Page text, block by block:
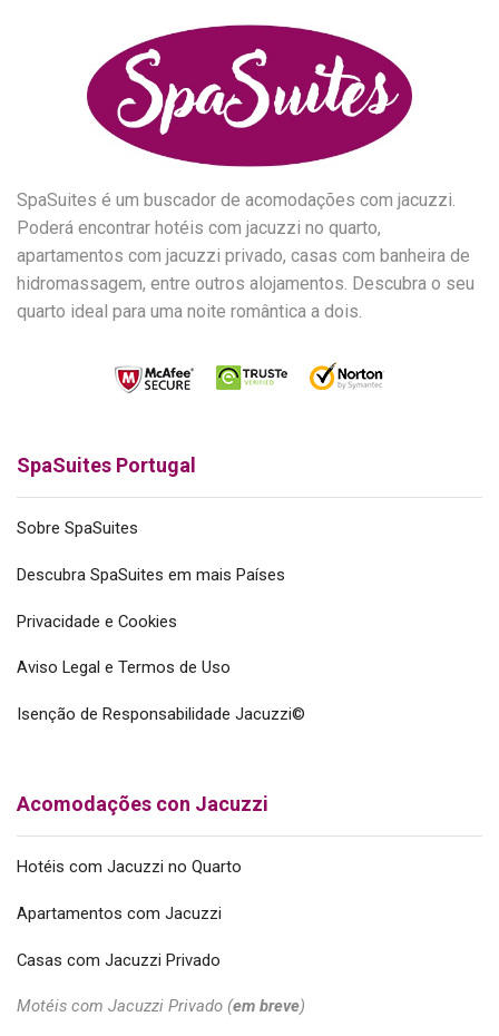
SpaSuites é um buscador de acomodações com jacuzzi.
Poderá encontrar hotéis com jacuzzi no quarto,
apartamentos com jacuzzi privado, casas com banheira de
hidromassagem, entre outros alojamentos. Descubra o seu
quarto ideal para uma noite romântica a dois.
SpaSuites Portugal
Sobre SpaSuites
Descubra SpaSuites em mais Países
Privacidade e Cookies
Aviso Legal e Termos de Uso
Isenção de Responsabilidade Jacuzzi©
Acomodações con Jacuzzi
Hotéis com Jacuzzi no Quarto
Apartamentos com Jacuzzi
Casas com Jacuzzi Privado
Motéis com Jacuzzi Privado (em breve)